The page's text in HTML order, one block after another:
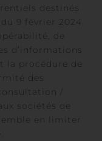
destinés
9 février 2024
de
d’informations
la procédure de
des
/
sociétés de
en limiter